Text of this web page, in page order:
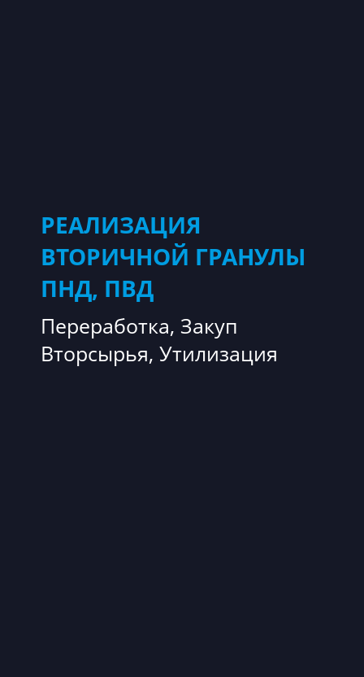
РЕАЛИЗАЦИЯ
ВТОРИЧНОЙ ГРАНУЛЫ
ПНД, ПВД
Переработка, Закуп
Вторсырья, Утилизация